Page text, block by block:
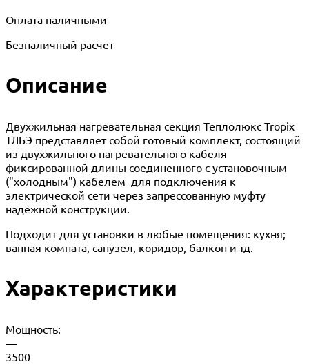
Оплата наличными
Безналичный расчет
Описание
Двухжильная нагревательная секция Теплолюкс Tropix
ТЛБЭ представляет собой готовый комплект, состоящий
из двухжильного нагревательного кабеля
фиксированной длины соединенного с установочным
("холодным") кабелем для подключения к
электрической сети через запрессованную муфту
надежной конструкции.
Подходит для установки в любые помещения: кухня;
ванная комната, санузел, коридор, балкон и тд.
Характеристики
Мощность:
—
3500